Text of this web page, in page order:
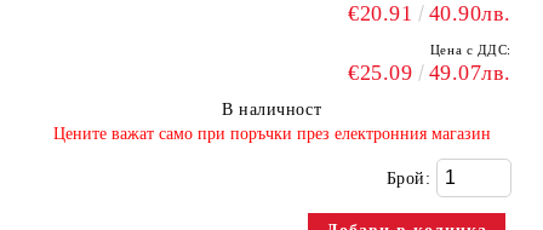
€20.91 40.90лв.
Цена с ДДС:
€25.09 49.07лв.
В наличност
​Цените важат само при поръчки през електронния магазин
Брой: